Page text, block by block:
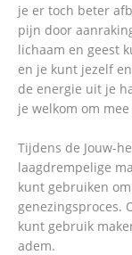
je er toch beter
pijn door
lichaam en geest
en je kunt jezelf
de energie uit je
je welkom om
Tijdens de Jouw-
laagdrempelige
kunt gebruiken
genezingsproces.
kunt gebruik
adem.